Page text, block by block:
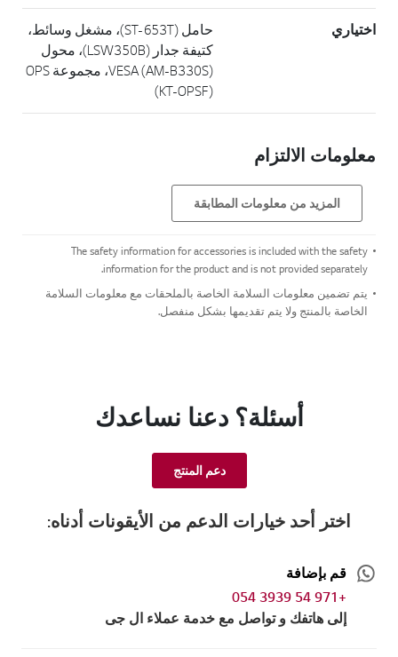
اختياري
حامل (ST-653T)، مشغل وسائط،
كتيفة جدار (LSW350B)، محول
VESA (AM-B330S)، مجموعة OPS
(KT-OPSF)
معلومات الالتزام
المزيد من معلومات المطابقة
The safety information for accessories is included with the safety
information for the product and is not provided separately.
يتم تضمين معلومات السلامة الخاصة بالملحقات مع معلومات السلامة
الخاصة بالمنتج ولا يتم تقديمها بشكل منفصل.
أسئلة؟ دعنا نساعدك
دعم المنتج
اختر أحد خيارات الدعم من الأيقونات أدناه:
قم بإضافة
+971 54 3939 054
إلى هاتفك و تواصل مع خدمة عملاء ال جى